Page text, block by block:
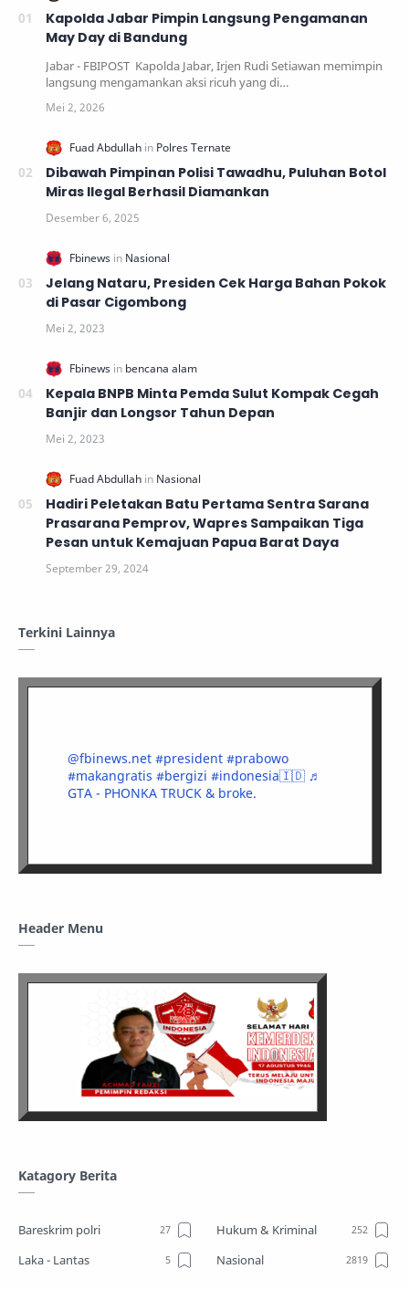
Kapolda Jabar Pimpin Langsung Pengamanan
May Day di Bandung
Jabar - FBIPOST Kapolda Jabar, Irjen Rudi Setiawan memimpin
langsung mengamankan aksi ricuh yang di…
Dibawah Pimpinan Polisi Tawadhu, Puluhan Botol
Miras Ilegal Berhasil Diamankan
Jelang Nataru, Presiden Cek Harga Bahan Pokok
di Pasar Cigombong
Kepala BNPB Minta Pemda Sulut Kompak Cegah
Banjir dan Longsor Tahun Depan
Hadiri Peletakan Batu Pertama Sentra Sarana
Prasarana Pemprov, Wapres Sampaikan Tiga
Pesan untuk Kemajuan Papua Barat Daya
Terkini Lainnya
@fbinews.net #president #prabowo
#makangratis #bergizi #indonesia🇮🇩 ♬
GTA - PHONKA TRUCK & broke.
Header Menu
Katagory Berita
Bareskrim polri
Hukum & Kriminal
Laka - Lantas
Nasional